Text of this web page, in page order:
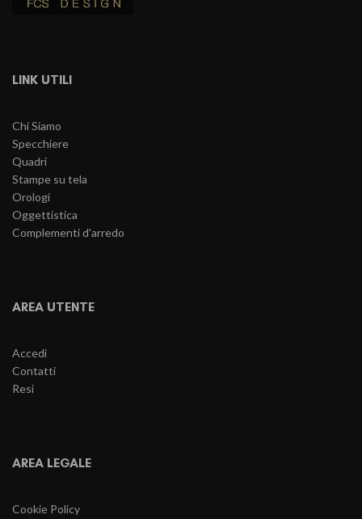
LINK UTILI
Chi Siamo
Specchiere
Quadri
Stampe su tela
Orologi
Oggettistica
Complementi d'arredo
AREA UTENTE
Accedi
Contatti
Resi
AREA LEGALE
Cookie Policy